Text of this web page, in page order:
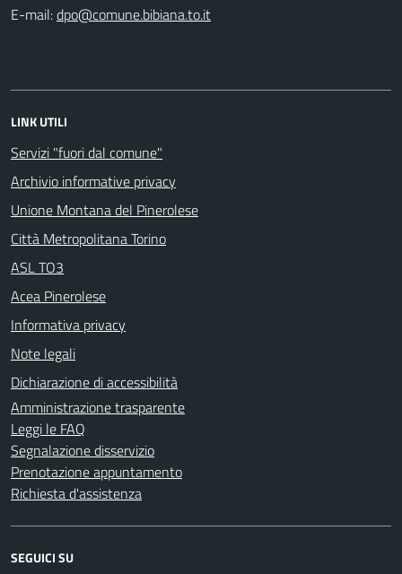
E-mail:
LINK UTILI
Servizi "fuori dal comune"
Archivio informative privacy
Unione Montana del Pinerolese
Città Metropolitana Torino
ASL TO3
Acea Pinerolese
Informativa privacy
Note legali
Dichiarazione di accessibilità
Amministrazione trasparente
Leggi le FAQ
Segnalazione disservizio
Prenotazione appuntamento
Richiesta d'assistenza
SEGUICI SU